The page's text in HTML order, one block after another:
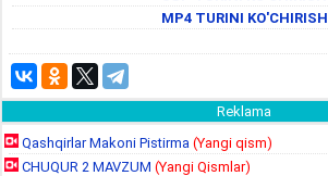
MP4 TURINI KO'CHIRISH
Reklama
Qashqirlar Makoni Pistirma (Yangi qism)
CHUQUR 2 MAVZUM (Yangi Qismlar)